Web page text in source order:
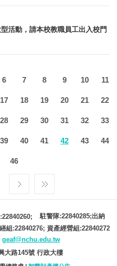
活動，請本校教職員工出入校門
6 7 8 9 10 11
17 18 19 20 21 22
28 29 30 31 32 33
39 40 41 42 43 44
46
駐警隊:22840285;出納
組:22840276; 資產經營組:22840272
geaf@nchu.edu.tw
大路145號 行政大樓